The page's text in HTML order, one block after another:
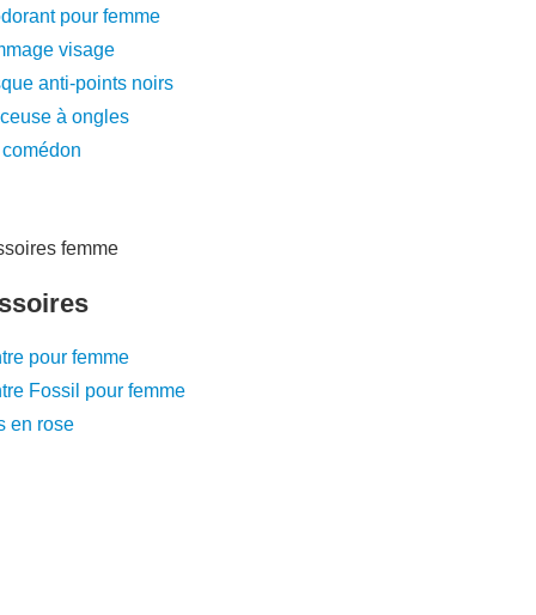
pour femme
visage
anti-points noirs
à ongles
pour femme
Fossil pour femme
en rose